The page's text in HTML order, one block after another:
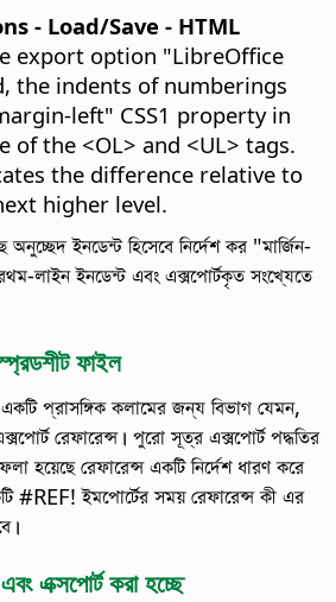
- Load/Save - HTML
export option "LibreOffice
the indents of numberings
left" CSS1 property in
of the <OL> and <UL> tags.
the difference relative to
higher level.
ইনডেন্ট হিসেবে নির্দেশ কর "মার্জিন-
লাইন ইনডেন্ট এবং এক্সপোর্টকৃত সংখ্যেতে
ফাইল
প্রাসঙ্গিক কলামের জন্য বিভাগ যেমন,
রেফারেন্স। পুরো সূত্র এক্সপোর্ট পদ্ধতির
হয়েছে রেফারেন্স একটি নির্দেশ ধারণ করে
#REF! ইমপোর্টের সময় রেফারেন্স কী এর
এক্সপোর্ট করা হচ্ছে